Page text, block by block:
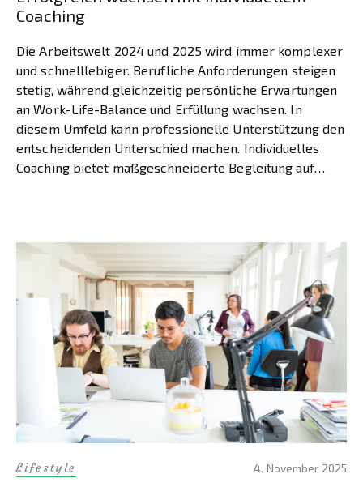
Coaching
Die Arbeitswelt 2024 und 2025 wird immer komplexer
und schnelllebiger. Berufliche Anforderungen steigen
stetig, während gleichzeitig persönliche Erwartungen
an Work-Life-Balance und Erfüllung wachsen. In
diesem Umfeld kann professionelle Unterstützung den
entscheidenden Unterschied machen. Individuelles
Coaching bietet maßgeschneiderte Begleitung auf
Lifestyle 4. November 2025